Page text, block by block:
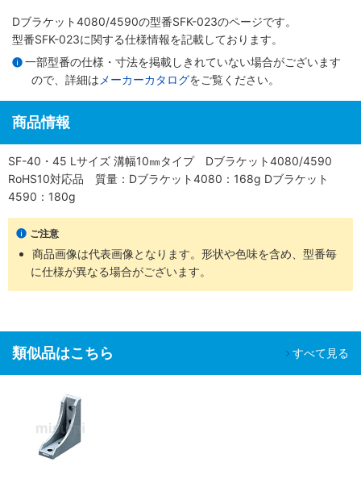
Dブラケット4080/4590の型番SFK-023のページです。
型番SFK-023に関する仕様情報を記載しております。
一部型番の仕様・寸法を掲載しきれていない場合がございます
ので、詳細は メーカーカタログをご覧ください。
商品情報
SF-40・45 Lサイズ 溝幅10㎜タイプ Dブラケット4080/4590
RoHS10対応品 質量：Dブラケット4080：168g Dブラケット
4590：180g
ご注意
商品画像は代表画像となります。形状や色味を含め、型番毎
に仕様が異なる場合がございます。
類似品はこちら すべて見る